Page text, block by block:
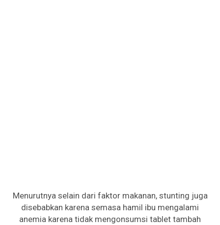
Menurutnya selain dari faktor makanan, stunting juga
disebabkan karena semasa hamil ibu mengalami
anemia karena tidak mengonsumsi tablet tambah